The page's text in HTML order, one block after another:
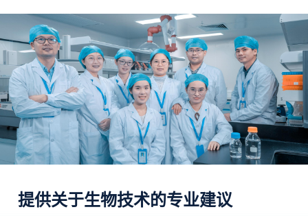
提供关于生物技术的专业建议